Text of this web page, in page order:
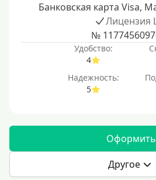
Банковская карта Visa,
Лицензия
№
Удобство:
4
Надежность:
5
Оформить
Другое